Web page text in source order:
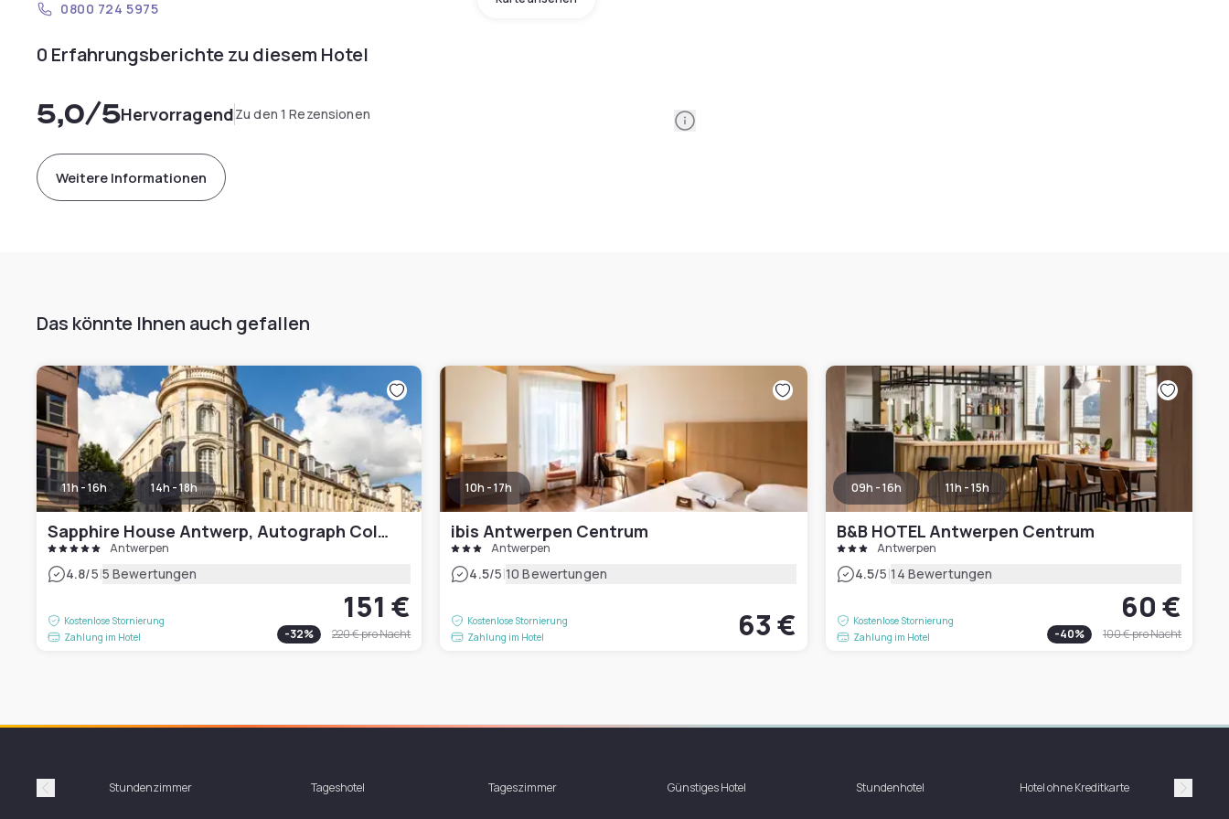
0800 724 5975
0 Erfahrungsberichte zu diesem Hotel
5,0/5HervorragendZu den 1 Rezensionen Information
Weitere Informationen
Das könnte Ihnen auch gefallen
11h - 16h 14h - 18h
Sapphire House Antwerp, Autograph Collection
Antwerpen
4.8/5|5 Bewertungen
Kostenlose Stornierung
Zahlung im Hotel
151 €
-32% 220 €pro Nacht
10h - 17h
ibis Antwerpen Centrum
Antwerpen
4.5/5|10 Bewertungen
Kostenlose Stornierung
Zahlung im Hotel
63 €
09h - 16h 11h - 15h
B&B HOTEL Antwerpen Centrum
Antwerpen
4.5/5|14 Bewertungen
Kostenlose Stornierung
Zahlung im Hotel
60 €
-40% 100 €pro Nacht
PrécédentStundenzimmer Tageshotel Tageszimmer Günstiges Hotel Stundenhotel Hotel ohne Kreditkarte